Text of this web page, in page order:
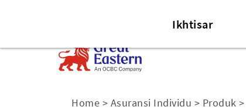
Home > Asuransi Individu > Produk >
Ikhtisar